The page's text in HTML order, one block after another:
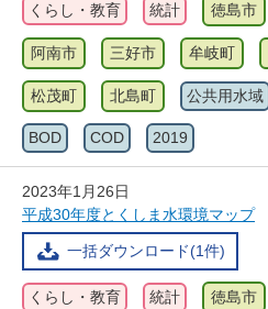
くらし・教育 統計 徳島市
阿南市 三好市 牟岐町
松茂町 北島町 公共用水域
BOD COD 2019
2023年1月26日
平成30年度とくしま水環境マップ
一括ダウンロード(1件)
くらし・教育 統計 徳島市